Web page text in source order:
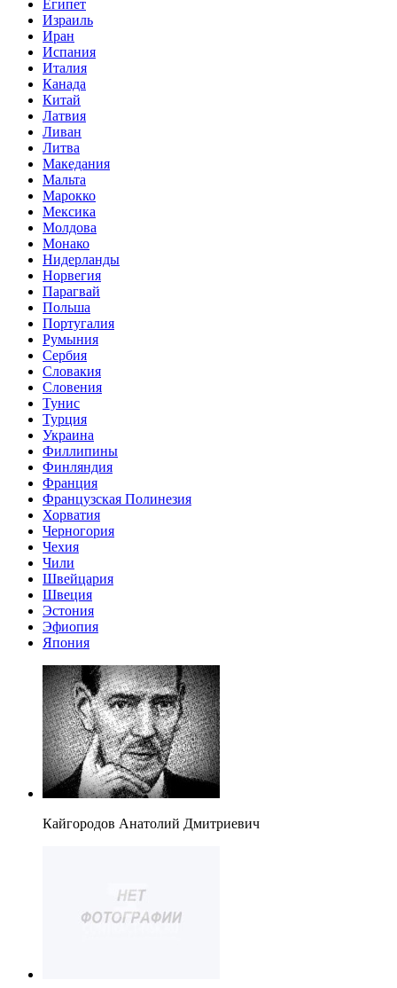
Египет
Израиль
Иран
Испания
Италия
Канада
Китай
Латвия
Ливан
Литва
Македания
Мальта
Марокко
Мексика
Молдова
Монако
Нидерланды
Норвегия
Парагвай
Польша
Португалия
Румыния
Сербия
Словакия
Словения
Тунис
Турция
Украина
Филлипины
Финляндия
Франция
Французская Полинезия
Хорватия
Черногория
Чехия
Чили
Швейцария
Швеция
Эстония
Эфиопия
Япония
Кайгородов Анатолий Дмитриевич